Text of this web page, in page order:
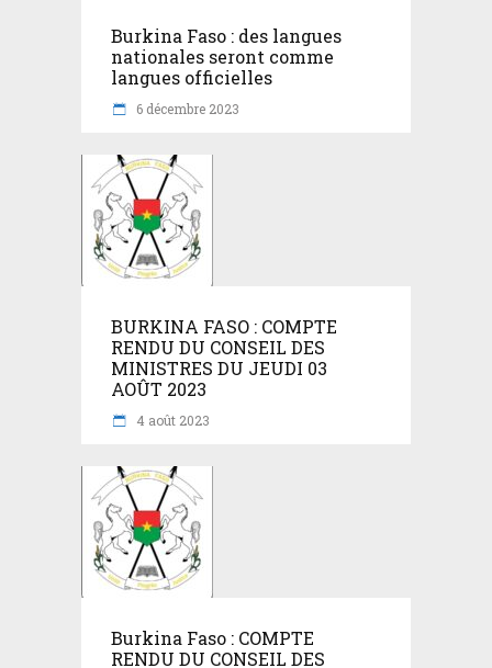
Burkina Faso : des langues
nationales seront comme
langues officielles
6 décembre 2023
BURKINA FASO : COMPTE
RENDU DU CONSEIL DES
MINISTRES DU JEUDI 03
AOÛT 2023
4 août 2023
Burkina Faso : COMPTE
RENDU DU CONSEIL DES